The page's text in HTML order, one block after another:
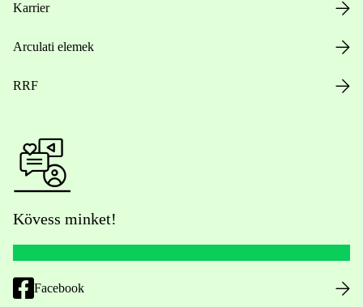
Karrier
Arculati elemek
RRF
Kövess minket!
Facebook